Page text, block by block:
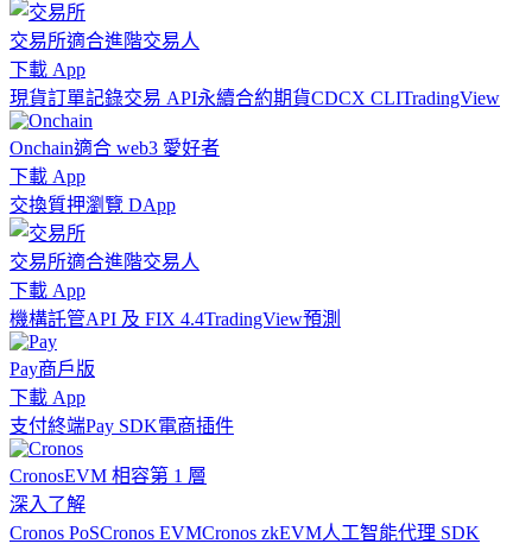
交易所適合進階交易人
下載 App
現貨訂單記錄交易 API永續合約期貨CDCX CLITradingView
Onchain適合 web3 愛好者
下載 App
交換質押瀏覽 DApp
交易所適合進階交易人
下載 App
機構託管API 及 FIX 4.4TradingView預測
Pay商戶版
下載 App
支付終端Pay SDK電商插件
CronosEVM 相容第 1 層
深入了解
Cronos PoSCronos EVMCronos zkEVM人工智能代理 SDK